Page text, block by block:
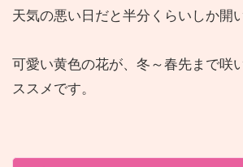
天気の悪い日だと半分くらいしか開
可愛い黄色の花が、冬～春先まで咲
ススメです。